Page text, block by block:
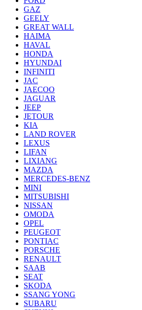
GAZ
GEELY
GREAT WALL
HAIMA
HAVAL
HONDA
HYUNDAI
INFINITI
JAC
JAECOO
JAGUAR
JEEP
JETOUR
KIA
LAND ROVER
LEXUS
LIFAN
LIXIANG
MAZDA
MERCEDES-BENZ
MINI
MITSUBISHI
NISSAN
OMODA
OPEL
PEUGEOT
PONTIAC
PORSCHE
RENAULT
SAAB
SEAT
SKODA
SSANG YONG
SUBARU